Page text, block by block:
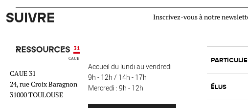
SUIVRE Inscrivez-vous à notre
Ressources 31
CAUE 31
24, rue Croix Baragnon
31000 TOULOUSE
Accueil du lundi au vendredi
9h - 12h / 14h - 17h
Mercredi : 9h - 12h
ÉLUS